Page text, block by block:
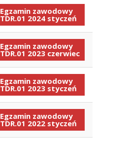
Egzamin zawodowy
TDR.01 2024 styczeń
Egzamin zawodowy
TDR.01 2023 czerwiec
Egzamin zawodowy
TDR.01 2023 styczeń
Egzamin zawodowy
TDR.01 2022 styczeń